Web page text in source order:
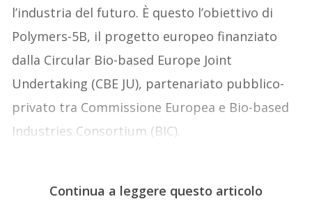
l’industria del futuro. È questo l’obiettivo di
Polymers-5B, il progetto europeo finanziato
dalla Circular Bio-based Europe Joint
Undertaking (CBE JU), partenariato pubblico-
privato tra Commissione Europea e Bio-based
Industries Consortium (BIC).
Continua a leggere questo articolo